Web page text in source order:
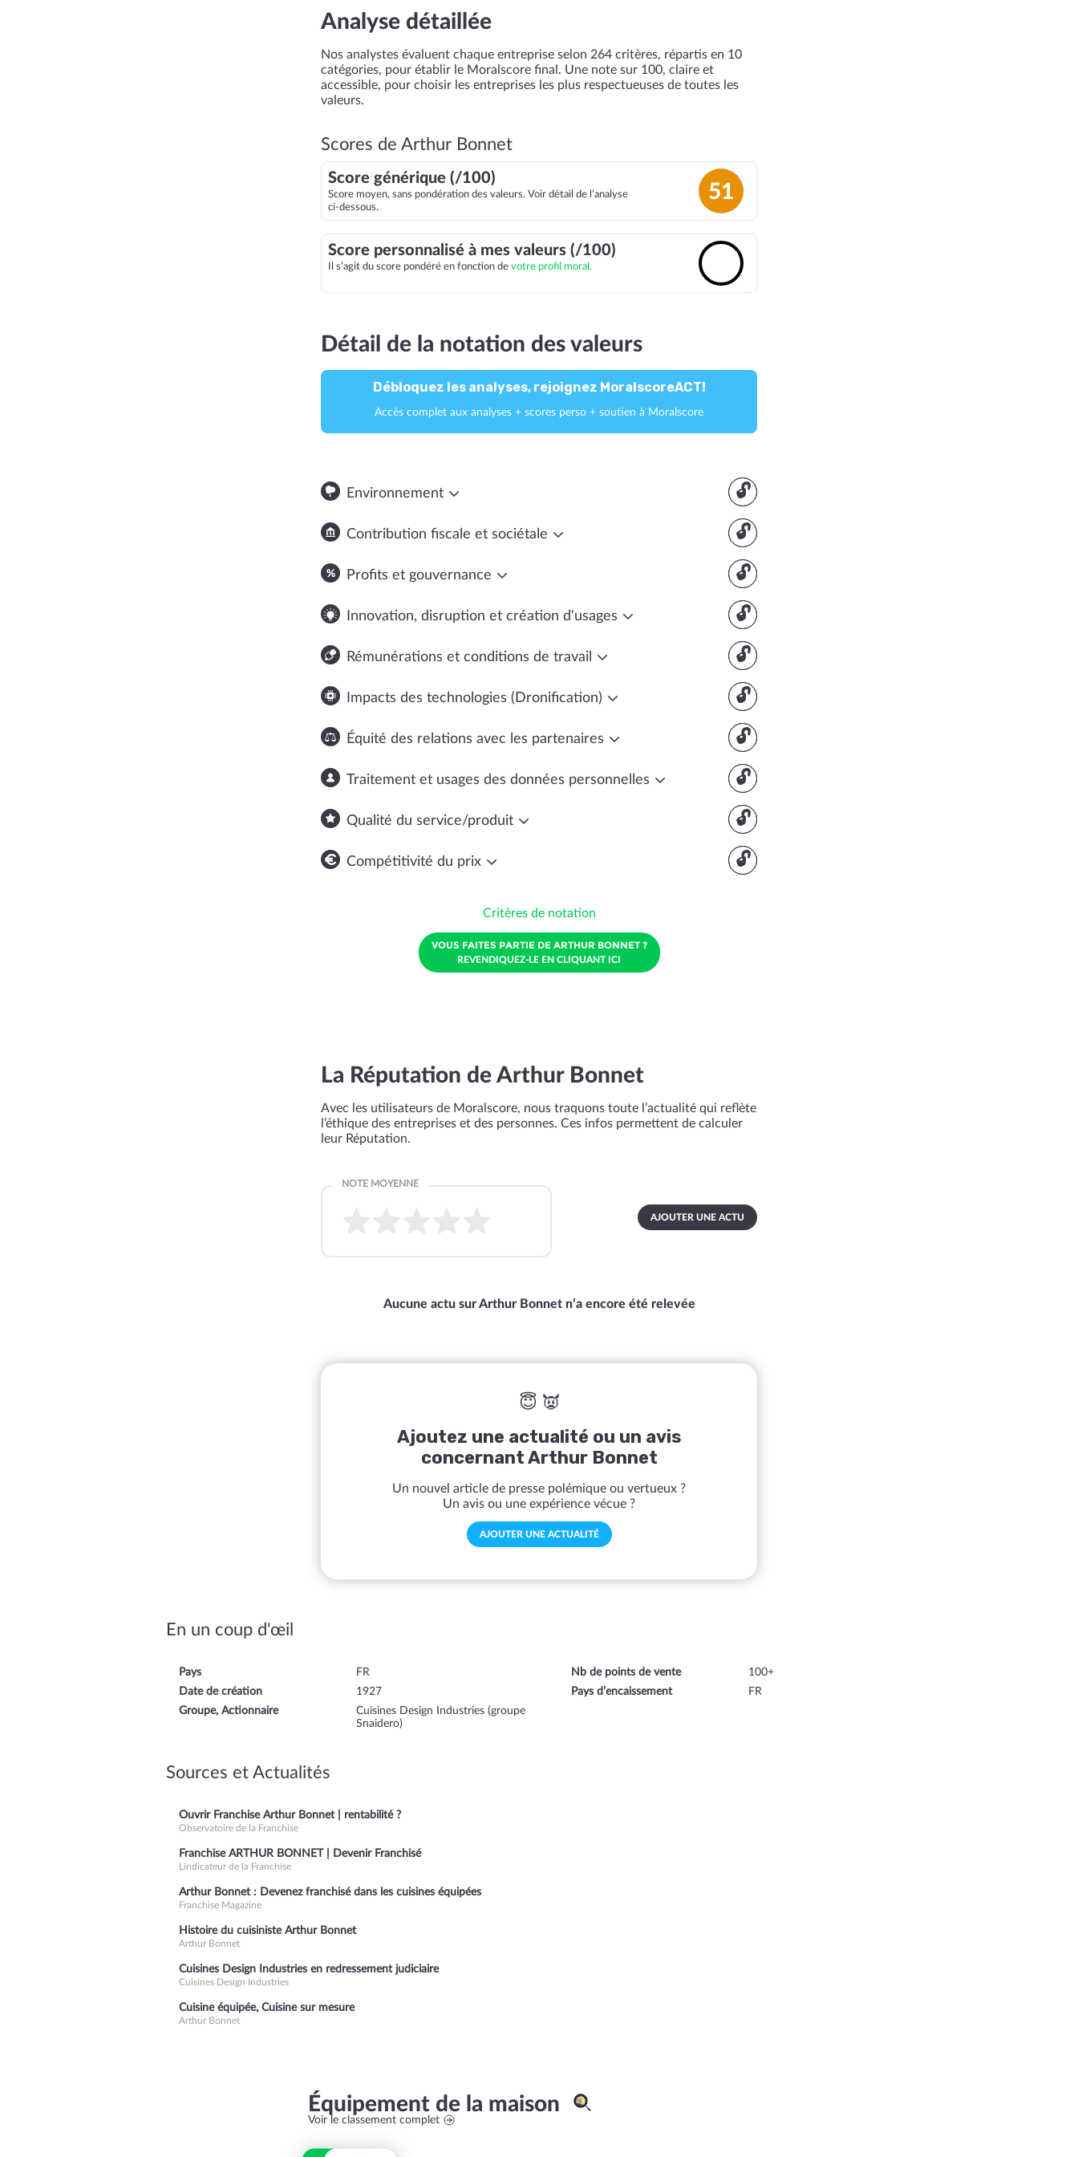
Analyse détaillée
Nos analystes évaluent chaque entreprise selon 264 critères, répartis en 10
catégories, pour établir le Moralscore final. Une note sur 100, claire et
accessible, pour choisir les entreprises les plus respectueuses de toutes les
valeurs.
Scores de Arthur Bonnet
Score générique (/100)
Score moyen, sans pondération des valeurs. Voir détail de l’analyse
ci-dessous.
51
Score personnalisé à mes valeurs (/100)
Il s’agit du score pondéré en fonction de votre profil moral.
Détail de la notation des valeurs
Débloquez les analyses, rejoignez MoralscoreACT!
Accès complet aux analyses + scores perso + soutien à Moralscore
🔓
Environnement
🔓
Contribution fiscale et sociétale
🔓
Profits et gouvernance
🔓
Innovation, disruption et création d'usages
🔓
Rémunérations et conditions de travail
🔓
Impacts des technologies (Dronification)
🔓
Équité des relations avec les partenaires
🔓
Traitement et usages des données personnelles
🔓
Qualité du service/produit
🔓
Compétitivité du prix
Critères de notation
VOUS FAITES PARTIE DE ARTHUR BONNET ?
REVENDIQUEZ-LE EN CLIQUANT ICI
La Réputation de Arthur Bonnet
Avec les utilisateurs de Moralscore, nous traquons toute l’actualité qui reflète
l’éthique des entreprises et des personnes. Ces infos permettent de calculer
leur Réputation.
AJOUTER UNE ACTU
Aucune actu sur Arthur Bonnet n’a encore été relevée
😇 👿
Ajoutez une actualité ou un avis
concernant Arthur Bonnet
Un nouvel article de presse polémique ou vertueux ?
Un avis ou une expérience vécue ?
AJOUTER UNE ACTUALITÉ
En un coup d'œil
Pays
FR
Date de création
1927
Groupe, Actionnaire
Cuisines Design Industries (groupe
Snaidero)
Nb de points de vente
100+
Pays d’encaissement
FR
Sources et Actualités
Ouvrir Franchise Arthur Bonnet | rentabilité ?
Observatoire de la Franchise
Franchise ARTHUR BONNET | Devenir Franchisé
Lindicateur de la Franchise
Arthur Bonnet : Devenez franchisé dans les cuisines équipées
Franchise Magazine
Histoire du cuisiniste Arthur Bonnet
Arthur Bonnet
Cuisines Design Industries en redressement judiciaire
Cuisines Design Industries
Cuisine équipée, Cuisine sur mesure
Arthur Bonnet
Équipement de la maison
Voir le classement complet